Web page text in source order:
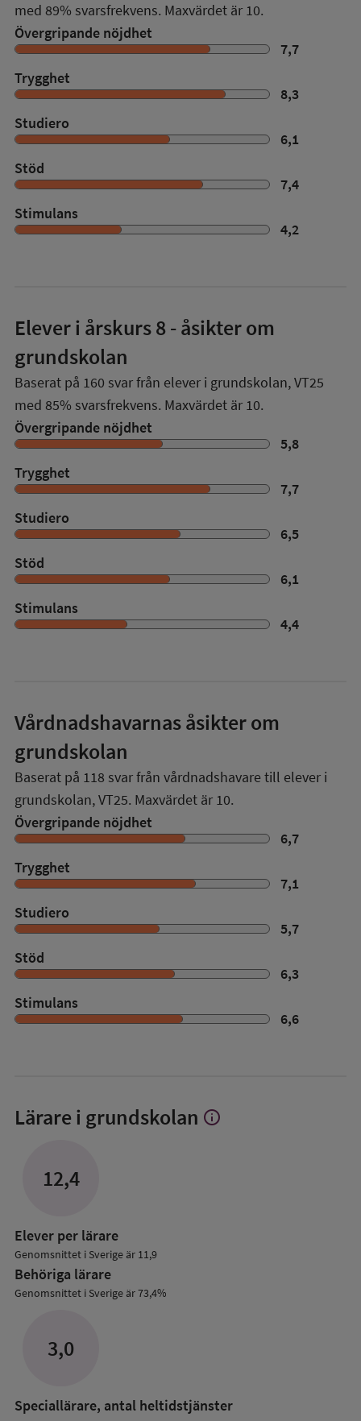
med 89% svarsfrekvens. Maxvärdet är 10.
Övergripande nöjdhet
7,7
Trygghet
8,3
Studiero
6,1
Stöd
7,4
Stimulans
4,2
Elever i årskurs 8- åsikter om
grundskolan
Baserat på 160 svar från elever i grundskolan,VT25
med 85% svarsfrekvens. Maxvärdet är 10.
Övergripande nöjdhet
5,8
Trygghet
7,7
Studiero
6,5
Stöd
6,1
Stimulans
4,4
Vårdnadshavarnas åsikter om
grundskolan
Baserat på 118 svar från vårdnadshavare till elever i
grundskolan,VT25. Maxvärdet är 10.
Övergripande nöjdhet
6,7
Trygghet
7,1
Studiero
5,7
Stöd
6,3
Stimulans
6,6
Lärare i grundskolan Visa
info
12,4
Elever per lärare
Genomsnittet i Sverige är 11,9
Behöriga lärare
Genomsnittet i Sverige är 73,4%
3,0
Speciallärare, antal heltidstjänster